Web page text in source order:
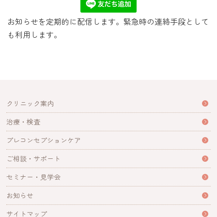
お知らせを定期的に配信します。緊急時の連絡手段として
も利用します。
クリニック案内
治療・検査
プレコンセプションケア
ご相談・サポート
セミナー・見学会
お知らせ
サイトマップ